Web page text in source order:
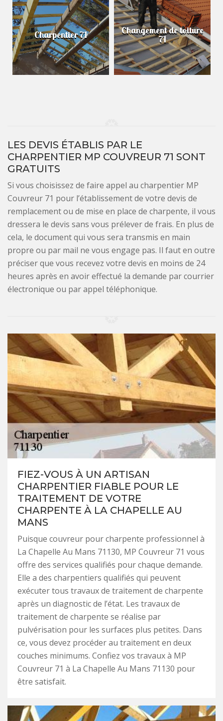
Charpentier 71 Changement de toiture
71
LES DEVIS ÉTABLIS PAR LE
CHARPENTIER MP COUVREUR 71 SONT
GRATUITS
Si vous choisissez de faire appel au charpentier MP
Couvreur 71 pour l’établissement de votre devis de
remplacement ou de mise en place de charpente, il vous
dressera le devis sans vous prélever de frais. En plus de
cela, le document qui vous sera transmis en main
propre ou par mail ne vous engage pas. Il faut en outre
préciser que vous recevez votre devis en moins de 24
heures après en avoir effectué la demande par courrier
électronique ou par appel téléphonique.
FIEZ-VOUS À UN ARTISAN
CHARPENTIER FIABLE POUR LE
TRAITEMENT DE VOTRE
CHARPENTE À LA CHAPELLE AU
MANS
Puisque couvreur pour charpente professionnel à
La Chapelle Au Mans 71130, MP Couvreur 71 vous
offre des services qualifiés pour chaque demande.
Elle a des charpentiers qualifiés qui peuvent
exécuter tous travaux de traitement de charpente
après un diagnostic de l’état. Les travaux de
traitement de charpente se réalise par
pulvérisation pour les surfaces plus petites. Dans
ce, vous devez procéder au traitement en deux
couches minimums. Confiez vos travaux à MP
Couvreur 71 à La Chapelle Au Mans 71130 pour
être satisfait.